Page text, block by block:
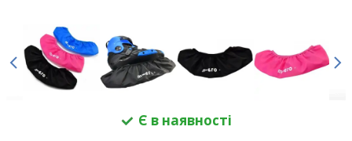
Є в наявності